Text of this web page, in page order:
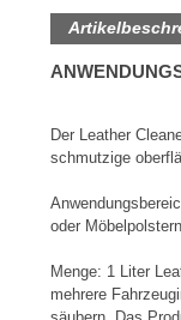
Der Leather
schmutzige
oder
Menge: 1 Liter
mehrere